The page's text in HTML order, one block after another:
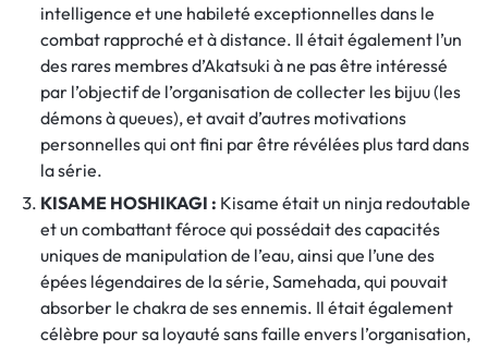
intelligence et une habileté exceptionnelles dans le
combat rapproché et à distance. Il était également l’un
des rares membres d’Akatsuki à ne pas être intéressé
par l’objectif de l’organisation de collecter les bijuu (les
démons à queues), et avait d’autres motivations
personnelles qui ont fini par être révélées plus tard dans
la série.
KISAME HOSHIKAGI : Kisame était un ninja redoutable
et un combattant féroce qui possédait des capacités
uniques de manipulation de l’eau, ainsi que l’une des
épées légendaires de la série, Samehada, qui pouvait
absorber le chakra de ses ennemis. Il était également
célèbre pour sa loyauté sans faille envers l’organisation,